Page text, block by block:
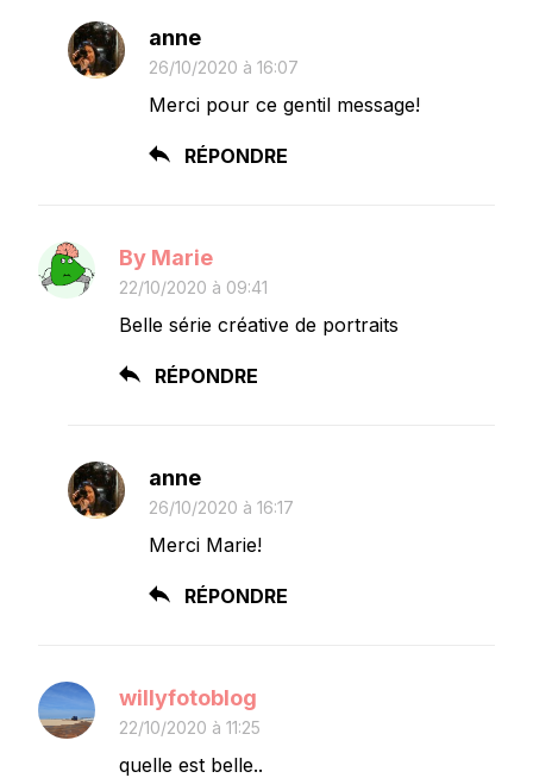
anne
26/10/2020 à 16:07
Merci pour ce gentil message!
RÉPONDRE
By Marie
22/10/2020 à 09:41
Belle série créative de portraits
RÉPONDRE
anne
26/10/2020 à 16:17
Merci Marie!
RÉPONDRE
willyfotoblog
22/10/2020 à 11:25
quelle est belle..